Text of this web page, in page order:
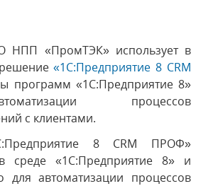
НПП «ПромТЭК» использует в
«1С:Предприятие 8 CRM
программ «1С:Предприятие 8»
процессов
с клиентами.
8 CRM ПРОФ»
среде «1С:Предприятие 8» и
для автоматизации процессов